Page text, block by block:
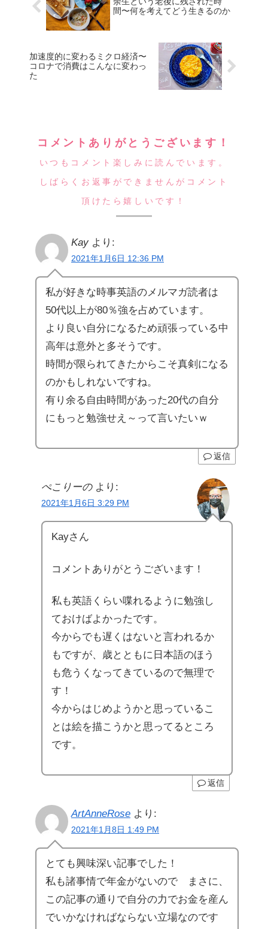
間〜何を考えてどう生きるのか
加速度的に変わるミクロ経済〜
コロナで消費はこんなに変わっ
た
コメントありがとうございます！
いつもコメント楽しみに読んでいます。
しばらくお返事ができませんがコメント
頂けたら嬉しいです！
Kay より:
2021年1月6日 12:36 PM
私が好きな時事英語のメルマガ読者は
50代以上が80％強を占めています。
より良い自分になるため頑張っている中
高年は意外と多そうです。
時間が限られてきたからこそ真剣になる
のかもしれないですね。
有り余る自由時間があった20代の自分
にもっと勉強せえ～って言いたいｗ
返信
ぺこりーの より:
2021年1月6日 3:29 PM
Kayさん
コメントありがとうございます！
私も英語くらい喋れるように勉強し
ておけばよかったです。
今からでも遅くはないと言われるか
もですが、歳とともに日本語のほう
も危うくなってきているので無理で
す！
今からはじめようかと思っているこ
とは絵を描こうかと思ってるところ
です。
返信
ArtAnneRose より:
2021年1月8日 1:49 PM
とても興味深い記事でした！
私も諸事情で年金がないので まさに、
この記事の通りで自分の力でお金を産ん
でいかなければならない立場なのです